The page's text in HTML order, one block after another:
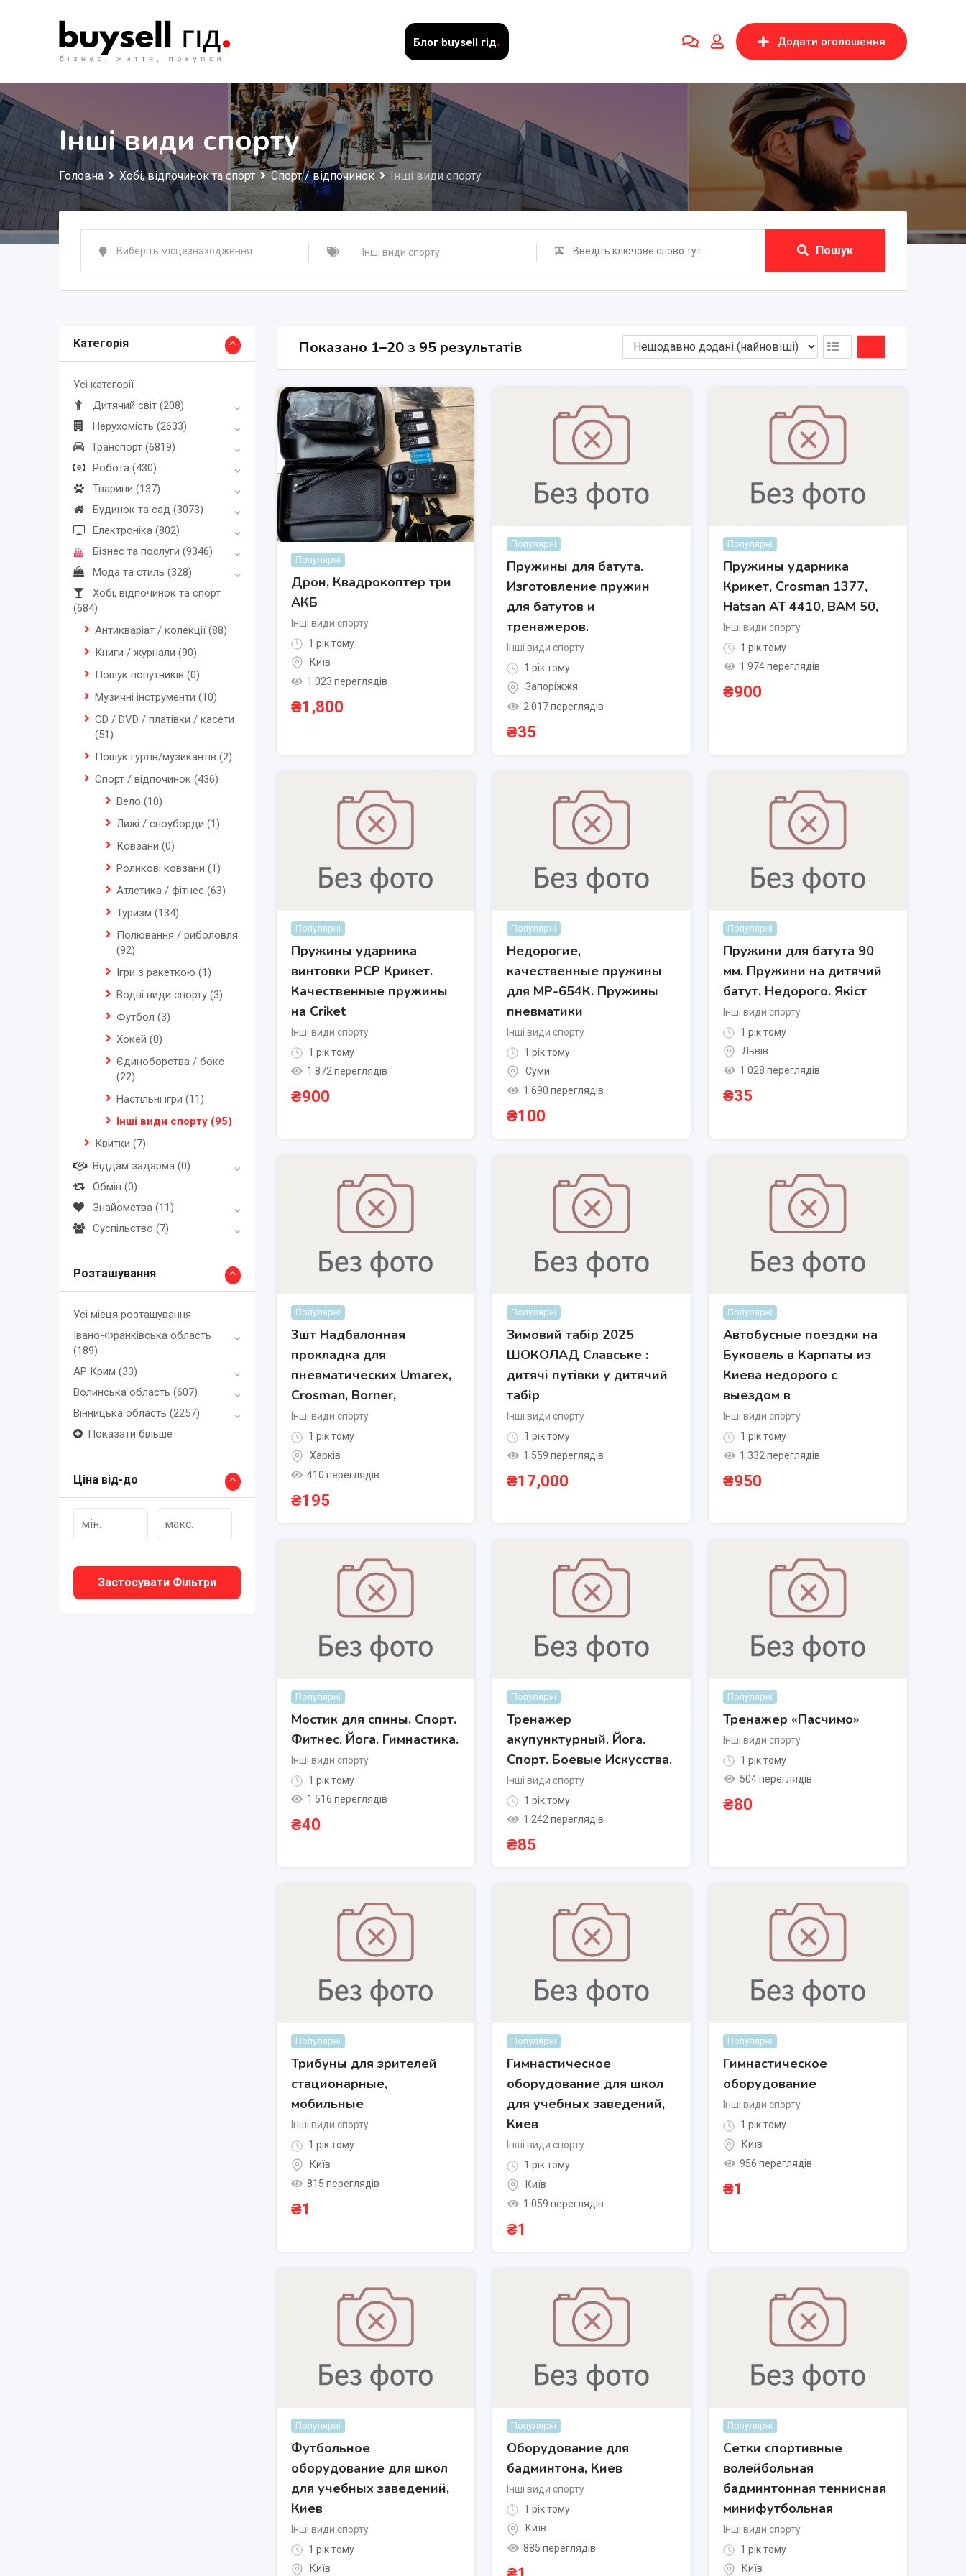
Блог buysell гід. Додати оголошення
Інші види спорту
Головна Хобі, відпочинок та спорт Спорт / відпочинок Інші види спорту
Пошук
Категорія
Усі категорії
Дитячий світ (208)
Нерухомість (2633)
Транспорт (6819)
Робота (430)
Тварини (137)
Будинок та сад (3073)
Електроніка (802)
Бізнес та послуги (9346)
Мода та стиль (328)
Хобі, відпочинок та спорт
(684)
Антикваріат / колекції (88)
Книги / журнали (90)
Пошук попутників (0)
Музичні інструменти (10)
CD / DVD / платівки / касети
(51)
Пошук гуртів/музикантів (2)
Спорт / відпочинок (436)
Вело (10)
Лижі / сноуборди (1)
Ковзани (0)
Роликові ковзани (1)
Атлетика / фітнес (63)
Туризм (134)
Полювання / риболовля
(92)
Ігри з ракеткою (1)
Водні види спорту (3)
Футбол (3)
Хокей (0)
Єдиноборства / бокс
(22)
Настільні ігри (11)
Інші види спорту (95)
Квитки (7)
Віддам задарма (0)
Обмін (0)
Знайомства (11)
Суспільство (7)
Розташування
Усі місця розташування
Івано-Франківська область
(189)
АР Крим (33)
Волинська область (607)
Вінницька область (2257)
Показати більше
Ціна від-до
Застосувати Фільтри
Показано 1–20 з 95 результатів
Популярні
Дрон, Квадрокоптер три
АКБ
Інші види спорту
1 рік тому
Київ
1 023 переглядів
₴1,800
Популярні
Пружины для батута.
Изготовление пружин
для батутов и
тренажеров.
Інші види спорту
1 рік тому
Запоріжжя
2 017 переглядів
₴35
Популярні
Пружины ударника
Крикет, Crosman 1377,
Hatsan AT 4410, BAM 50,
Інші види спорту
1 рік тому
1 974 переглядів
₴900
Популярні
Пружины ударника
винтовки РСР Крикет.
Качественные пружины
на Criket
Інші види спорту
1 рік тому
1 872 переглядів
₴900
Популярні
Недорогие,
качественные пружины
для МР-654К. Пружины
пневматики
Інші види спорту
1 рік тому
Суми
1 690 переглядів
₴100
Популярні
Пружини для батута 90
мм. Пружини на дитячий
батут. Недорого. Якіст
Інші види спорту
1 рік тому
Львів
1 028 переглядів
₴35
Популярні
3шт Надбалонная
прокладка для
пневматических Umarex,
Crosman, Borner,
Інші види спорту
1 рік тому
Харків
410 переглядів
₴195
Популярні
Зимовий табір 2025
ШOКOЛАД Славське :
дитячі путівки у дитячий
табір
Інші види спорту
1 рік тому
1 559 переглядів
₴17,000
Популярні
Автобусные поездки на
Буковель в Карпаты из
Киева недорого с
выездом в
Інші види спорту
1 рік тому
1 332 переглядів
₴950
Популярні
Мостик для спины. Спорт.
Фитнес. Йога. Гимнастика.
Інші види спорту
1 рік тому
1 516 переглядів
₴40
Популярні
Тренажер
акупунктурный. Йога.
Спорт. Боевые Искусства.
Інші види спорту
1 рік тому
1 242 переглядів
₴85
Популярні
Тренажер «Пасчимо»
Інші види спорту
1 рік тому
504 переглядів
₴80
Популярні
Трибуны для зрителей
стационарные,
мобильные
Інші види спорту
1 рік тому
Київ
815 переглядів
₴1
Популярні
Гимнастическое
оборудование для школ
для учебных заведений,
Киев
Інші види спорту
1 рік тому
Київ
1 059 переглядів
₴1
Популярні
Гимнастическое
оборудование
Інші види спорту
1 рік тому
Київ
956 переглядів
₴1
Популярні
Футбольное
оборудование для школ
для учебных заведений,
Киев
Інші види спорту
1 рік тому
Київ
Популярні
Оборудование для
бадминтона, Киев
Інші види спорту
1 рік тому
Київ
885 переглядів
Популярні
Сетки спортивные
волейбольная
бадминтонная теннисная
минифутбольная
Інші види спорту
1 рік тому
Київ